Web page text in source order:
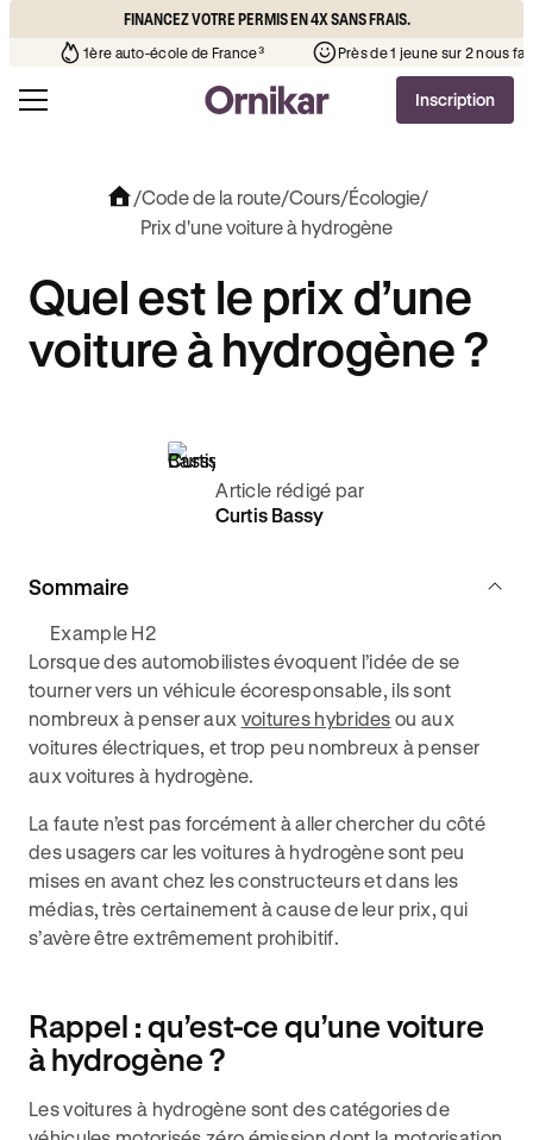
FINANCEZ VOTRE PERMIS EN 4X SANS FRAIS.
l’auto-école de votre quartier¹ 1ère auto-école de France³
Inscription
/Code de la route/Cours/Écologie/
Prix d'une voiture à hydrogène
Quel est le prix d’une
voiture à hydrogène ?
Article rédigé par
Curtis Bassy
Sommaire
Example H2
Lorsque des automobilistes évoquent l’idée de se
tourner vers un véhicule écoresponsable, ils sont
nombreux à penser aux voitures hybrides ou aux
voitures électriques, et trop peu nombreux à penser
aux voitures à hydrogène.
La faute n’est pas forcément à aller chercher du côté
des usagers car les voitures à hydrogène sont peu
mises en avant chez les constructeurs et dans les
médias, très certainement à cause de leur prix, qui
s’avère être extrêmement prohibitif.
Rappel : qu’est-ce qu’une voiture
à hydrogène ?
Les voitures à hydrogène sont des catégories de